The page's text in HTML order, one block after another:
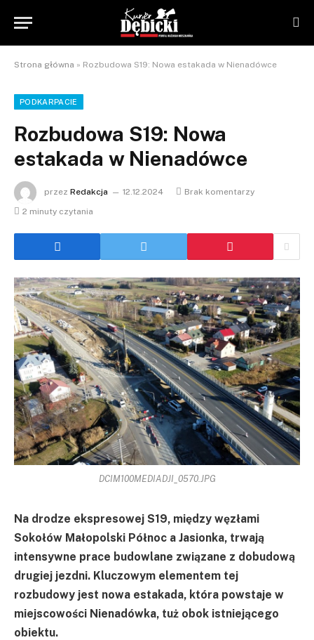
Strona główna » Rozbudowa S19: Nowa estakada w Nienadówce
PODKARPACIE
Rozbudowa S19: Nowa
estakada w Nienadówce
przez Redakcja 12.12.2024
Brak komentarzy
2 minuty czytania
DCIM100MEDIADJI_0570.JPG
Na drodze ekspresowej S19, między węzłami
Sokołów Małopolski Północ a Jasionka, trwają
intensywne prace budowlane związane z dobudową
drugiej jezdni. Kluczowym elementem tej
rozbudowy jest nowa estakada, która powstaje w
miejscowości Nienadówka, tuż obok istniejącego
obiektu.